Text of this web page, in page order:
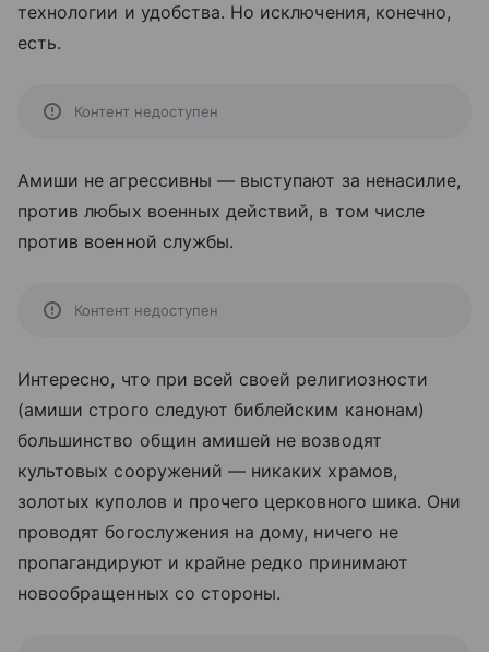
технологии и удобства. Но исключения, конечно,
есть.
Контент недоступен
Амиши не агрессивны — выступают за ненасилие,
против любых военных действий, в том числе
против военной службы.
Контент недоступен
Интересно, что при всей своей религиозности
(амиши строго следуют библейским канонам)
большинство общин амишей не возводят
культовых сооружений — никаких храмов,
золотых куполов и прочего церковного шика. Они
проводят богослужения на дому, ничего не
пропагандируют и крайне редко принимают
новообращенных со стороны.